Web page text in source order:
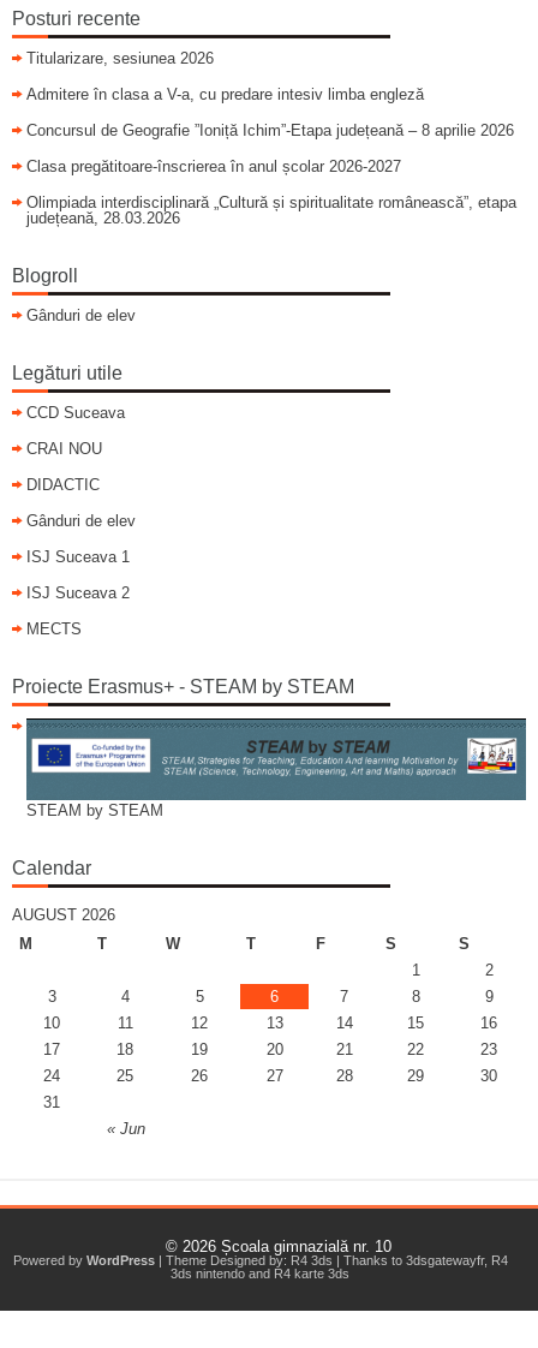
Posturi recente
Titularizare, sesiunea 2026
Admitere în clasa a V-a, cu predare intesiv limba engleză
Concursul de Geografie ”Ioniță Ichim”-Etapa județeană – 8 aprilie 2026
Clasa pregătitoare-înscrierea în anul școlar 2026-2027
Olimpiada interdisciplinară „Cultură și spiritualitate românească”, etapa
județeană, 28.03.2026
Blogroll
Gânduri de elev
Legături utile
CCD Suceava
CRAI NOU
DIDACTIC
Gânduri de elev
ISJ Suceava 1
ISJ Suceava 2
MECTS
Proiecte Erasmus+ - STEAM by STEAM
STEAM by STEAM
Calendar
AUGUST 2026
M
T W T F S S
« Jun
1
2
3
4 5 6 7 8
9
10
11 12 13 14 15
16
17
18 19 20 21 22
23
24
25 26 27 28 29
30
31
© 2026 Școala gimnazială nr. 10
Powered by WordPress| Theme Designed by: R4 3ds | Thanks to 3dsgatewayfr, R4
3ds nintendo and R4 karte 3ds